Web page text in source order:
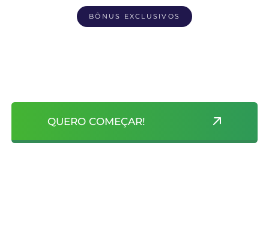
BÔNUS EXCLUSIVOS
QUERO COMEÇAR!